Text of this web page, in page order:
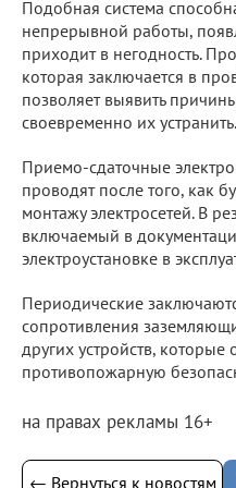
Подобная система способна
непрерывной работы,
приходит в негодность.
которая заключается в
позволяет выявить
своевременно их устранить.
Приемо-сдаточные
проводят после того, как
монтажу электросетей. В
включаемый в
электроустановке в
Периодические
сопротивления
других устройств, которые
противопожарную
на правах рекламы 16+
← Вернуться к новостям